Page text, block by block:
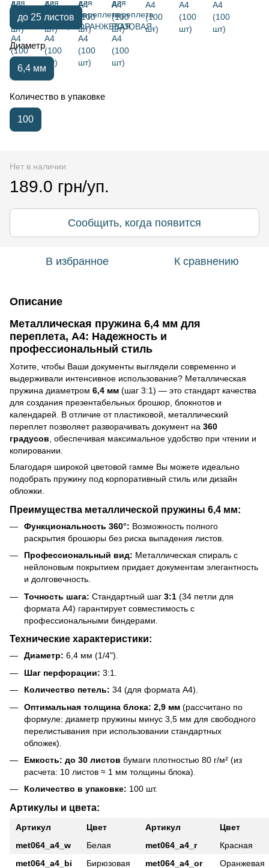
до 25 листов
Диаметр
6,4 мм
Количество в упаковке
100
Нет в наличии
189.0 грн/уп.
Сообщить, когда появится
В избранное К сравнению
Описание
Металлическая пружина 6,4 мм для
переплета, А4: Надежность и
профессиональный стиль
Хотите, чтобы Ваши документы выглядели современно и
выдерживали интенсивное использование? Металлическая
пружина диаметром 6,4 мм (шаг 3:1) — это стандарт качества
для создания презентабельных брошюр, блокнотов и
календарей. В отличие от пластиковой, металлический
переплет позволяет разворачивать документ на 360
градусов , обеспечивая максимальное удобство при чтении и
копировании.
Благодаря широкой цветовой гамме Вы можете идеально
подобрать пружину под корпоративный стиль или дизайн
обложки.
Преимущества металлической пружины 6,4 мм:
Функциональность 360°: Возможность полного
раскрытия брошюры без риска выпадения листов.
Профессиональный вид: Металлическая спираль с
нейлоновым покрытием придает документам элегантность
и долговечность.
Точность шага: Стандартный шаг 3:1 (34 петли для
формата А4) гарантирует совместимость с
профессиональными биндерами.
Технические характеристики:
Диаметр: 6,4 мм (1/4").
Шаг перфорации: 3:1.
Количество петель: 34 (для формата А4).
Оптимальная толщина блока: 2,9 мм (рассчитано по
формуле: диаметр пружины минус 3,5 мм для свободного
перелистывания при использовании стандартных
обложек).
Емкость: до 30 листов бумаги плотностью 80 г/м² (из
расчета: 10 листов ≈ 1 мм толщины блока).
Количество в упаковке: 100 шт.
Артикулы и цвета:
Артикул Цвет Артикул
Цвет
met064_a4_w
Белая met064_a4_r
Красная
met064_a4_bi
Бирюзовая met064_a4_or Оранжевая